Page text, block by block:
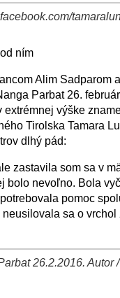
ním
Alim Sadparom
Parbat 26.
výške
Tirolska Tamara
dlhý pád:
zastavila som sa v
bolo nevoľno. Bola
pomoc
sa o
26.2.2016.